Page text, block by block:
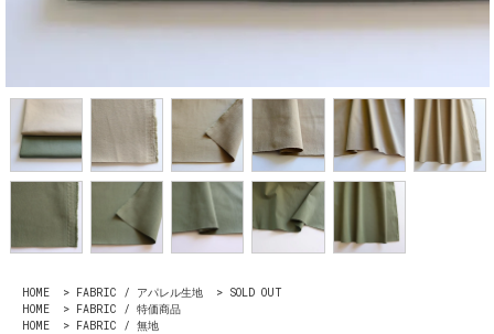
HOME > FABRIC / アパレル生地 > SOLD OUT
HOME
> FABRIC / 特価商品
HOME
> FABRIC / 無地